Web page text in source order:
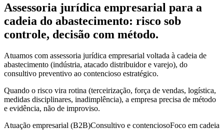
Assessoria jurídica empresarial para a
cadeia do abastecimento: risco sob
controle, decisão com método.
Atuamos com assessoria jurídica empresarial voltada à cadeia de
abastecimento (indústria, atacado distribuidor e varejo), do
consultivo preventivo ao contencioso estratégico.
Quando o risco vira rotina (terceirização, força de vendas, logística,
medidas disciplinares, inadimplência), a empresa precisa de método
e evidência, não de improviso.
Atuação empresarial (B2B)Consultivo e contenciosoFoco em cadeia